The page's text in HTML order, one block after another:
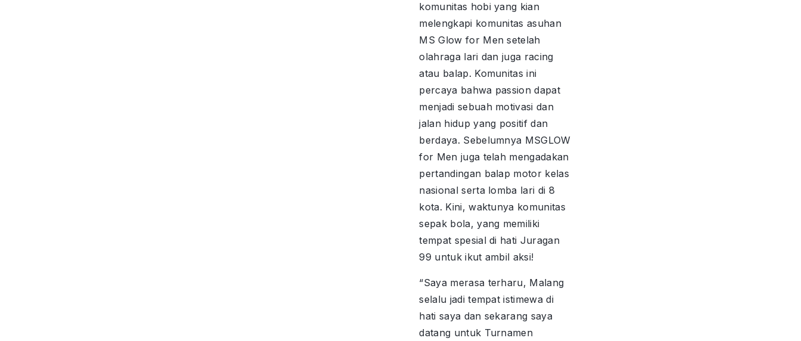
komunitas hobi yang kian
melengkapi komunitas asuhan
MS Glow for Men setelah
olahraga lari dan juga racing
atau balap. Komunitas ini
percaya bahwa passion dapat
menjadi sebuah motivasi dan
jalan hidup yang positif dan
berdaya. Sebelumnya MSGLOW
for Men juga telah mengadakan
pertandingan balap motor kelas
nasional serta lomba lari di 8
kota. Kini, waktunya komunitas
sepak bola, yang memiliki
tempat spesial di hati Juragan
99 untuk ikut ambil aksi!
“Saya merasa terharu, Malang
selalu jadi tempat istimewa di
hati saya dan sekarang saya
datang untuk Turnamen